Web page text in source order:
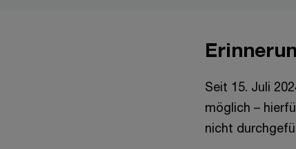
Seit 15. Juli
möglich –
nicht